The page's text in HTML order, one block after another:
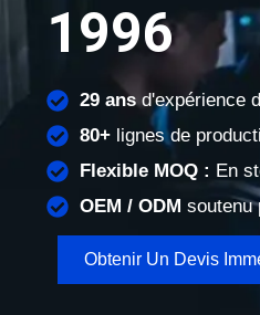
1996
29 ansd'expérience
80+ lignes de
Flexible MOQ : En
OEM / ODM soutenu
Obtenir Un Devis